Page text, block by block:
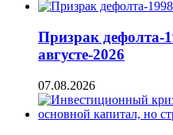
Призрак дефолта-
августе-2026
07.08.2026